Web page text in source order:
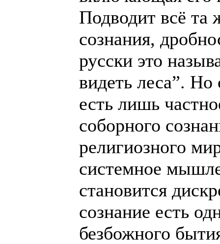
Подводит всё та
сознания,
русски это
видеть леса”.
есть лишь
соборного
религиозного
системное
становится
сознание есть
безбожного